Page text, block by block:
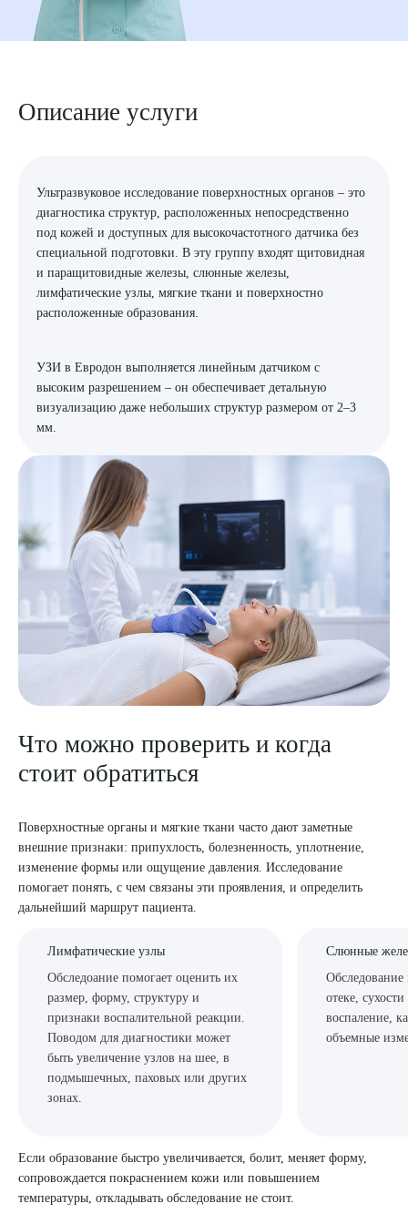
8 (863) 309-05-06
Описание услуги
Ультразвуковое исследование поверхностных органов – это
диагностика структур, расположенных непосредственно
под кожей и доступных для высокочастотного датчика без
специальной подготовки. В эту группу входят щитовидная
и паращитовидные железы, слюнные железы,
лимфатические узлы, мягкие ткани и поверхностно
расположенные образования.
УЗИ в Евродон выполняется линейным датчиком с
высоким разрешением – он обеспечивает детальную
визуализацию даже небольших структур размером от 2–3
мм.
Что можно проверить и когда
стоит обратиться
Поверхностные органы и мягкие ткани часто дают заметные
внешние признаки: припухлость, болезненность, уплотнение,
изменение формы или ощущение давления. Исследование
помогает понять, с чем связаны эти проявления, и определить
дальнейший маршрут пациента.
Лимфатические узлы
Обследоание помогает оценить их
размер, форму, структуру и
признаки воспалительной реакции.
Поводом для диагностики может
быть увеличение узлов на шее, в
подмышечных, паховых или других
зонах.
Слюнные
отеке,
воспаление,
объемные
Если образование быстро увеличивается, болит, меняет форму,
сопровождается покраснением кожи или повышением
температуры, откладывать обследование не стоит.